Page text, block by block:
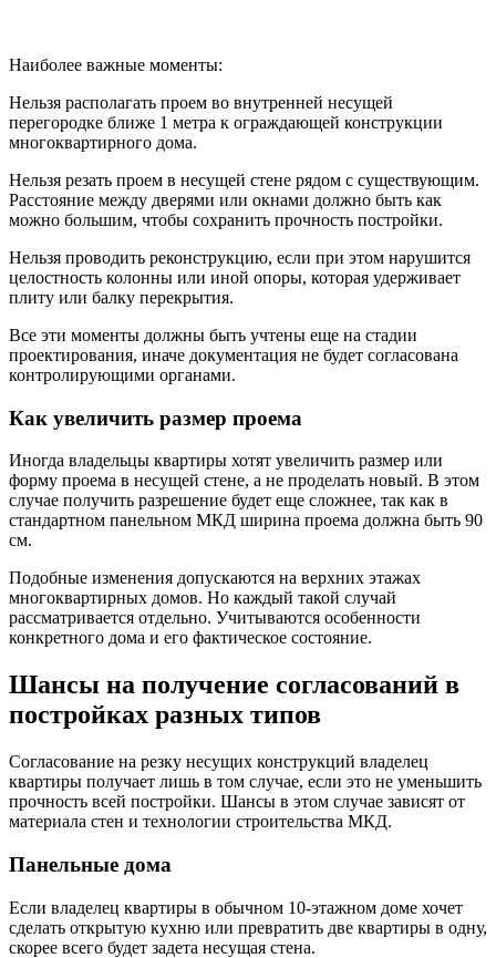
Наиболее важные моменты:
Нельзя располагать проем во внутренней несущей
перегородке ближе 1 метра к ограждающей конструкции
многоквартирного дома.
Нельзя резать проем в несущей стене рядом с существующим.
Расстояние между дверями или окнами должно быть как
можно большим, чтобы сохранить прочность постройки.
Нельзя проводить реконструкцию, если при этом нарушится
целостность колонны или иной опоры, которая удерживает
плиту или балку перекрытия.
Все эти моменты должны быть учтены еще на стадии
проектирования, иначе документация не будет согласована
контролирующими органами.
Как увеличить размер проема
Иногда владельцы квартиры хотят увеличить размер или
форму проема в несущей стене, а не проделать новый. В этом
случае получить разрешение будет еще сложнее, так как в
стандартном панельном МКД ширина проема должна быть 90
см.
Подобные изменения допускаются на верхних этажах
многоквартирных домов. Но каждый такой случай
рассматривается отдельно. Учитываются особенности
конкретного дома и его фактическое состояние.
Шансы на получение согласований в
постройках разных типов
Согласование на резку несущих конструкций владелец
квартиры получает лишь в том случае, если это не уменьшить
прочность всей постройки. Шансы в этом случае зависят от
материала стен и технологии строительства МКД.
Панельные дома
Если владелец квартиры в обычном 10-этажном доме хочет
сделать открытую кухню или превратить две квартиры в одну,
скорее всего будет задета несущая стена.